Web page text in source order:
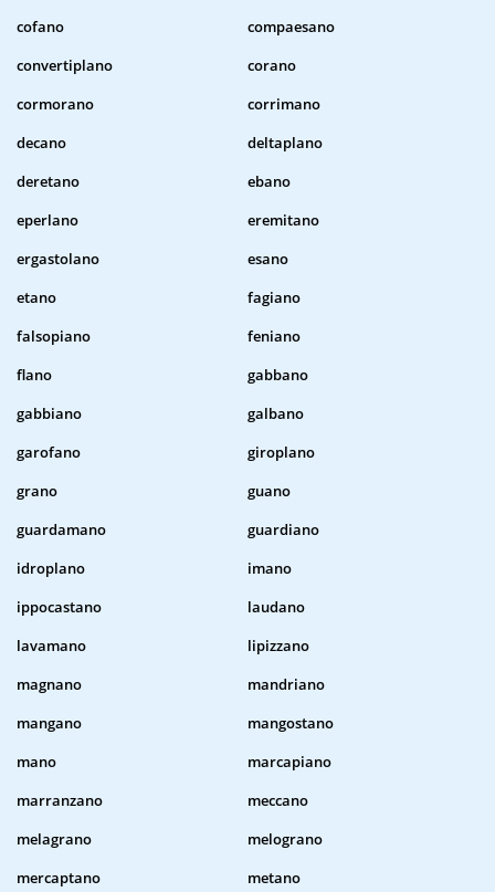
cofano
compaesano
convertiplano
corano
cormorano
corrimano
decano
deltaplano
deretano
ebano
eperlano
eremitano
ergastolano
esano
etano
fagiano
falsopiano
feniano
flano
gabbano
gabbiano
galbano
garofano
giroplano
grano
guano
guardamano
guardiano
idroplano
imano
ippocastano
laudano
lavamano
lipizzano
magnano
mandriano
mangano
mangostano
mano
marcapiano
marranzano
meccano
melagrano
melograno
mercaptano
metano